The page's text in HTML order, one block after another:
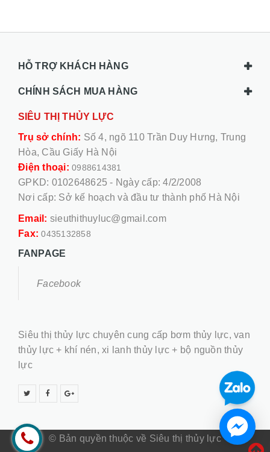
HỖ TRỢ KHÁCH HÀNG
CHÍNH SÁCH MUA HÀNG
SIÊU THỊ THỦY LỰC
Trụ sở chính: Số 4, ngõ 110 Trần Duy Hưng, Trung
Hòa, Cầu Giấy Hà Nội
Điện thoại: 0988614381
GPKD: 0102648625 - Ngày cấp: 4/2/2008
Nơi cấp: Sở kế hoạch và đầu tư thành phố Hà Nội
Email: sieuthithuyluc@gmail.com
Fax:0435132858
FANPAGE
Facebook
Siêu thị thủy lực chuyên cung cấp bơm thủy lực, van
thủy lực + khí nén, xi lanh thủy lực + bộ nguồn thủy
lực
© Bản quyền thuộc về Siêu thị thủy lực